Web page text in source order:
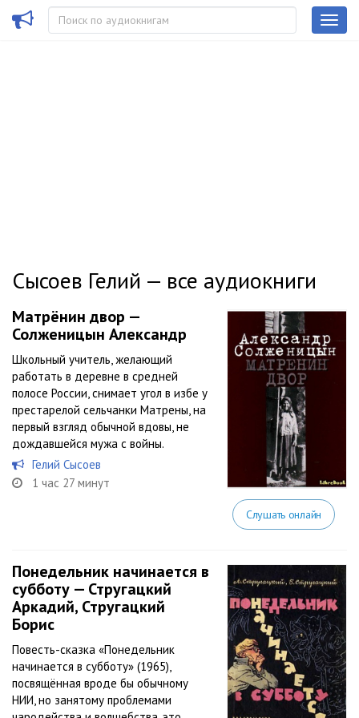
Сысоев Гелий — все аудиокниги
Матрёнин двор —
Солженицын Александр
Школьный учитель, желающий
работать в деревне в средней
полосе России, снимает угол в избе у
престарелой сельчанки Матрены, на
первый взгляд обычной вдовы, не
дождавшейся мужа с войны.
Гелий Сысоев
1 час 27 минут
Слушать онлайн
Понедельник начинается в
субботу — Стругацкий
Аркадий, Стругацкий
Борис
Повесть-сказка «Понедельник
начинается в субботу» (1965),
посвящённая вроде бы обычному
НИИ, но занятому проблемами